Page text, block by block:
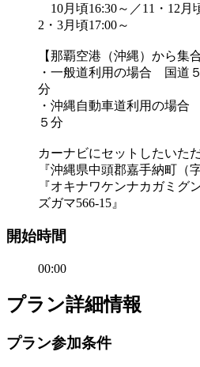
10月頃16:30～／11・12月
2・3月頃17:00～
【那覇空港（沖縄）から集
・一般道利用の場合 国道
分
・沖縄自動車道利用の場
５分
カーナビにセットしたいた
『沖縄県中頭郡嘉手納町（
『オキナワケンナカガミグ
ズガマ566-15』
開始時間
00:00
プラン詳細情報
プラン参加条件